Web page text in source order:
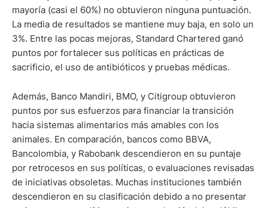
mayoría (casi el 60%) no obtuvieron ninguna puntuación.
La media de resultados se mantiene muy baja, en solo un
3%. Entre las pocas mejoras, Standard Chartered ganó
puntos por fortalecer sus políticas en prácticas de
sacrificio, el uso de antibióticos y pruebas médicas.
Además, Banco Mandiri, BMO, y Citigroup obtuvieron
puntos por sus esfuerzos para financiar la transición
hacia sistemas alimentarios más amables con los
animales. En comparación, bancos como BBVA,
Bancolombia, y Rabobank descendieron en su puntaje
por retrocesos en sus políticas, o evaluaciones revisadas
de iniciativas obsoletas. Muchas instituciones también
descendieron en su clasificación debido a no presentar